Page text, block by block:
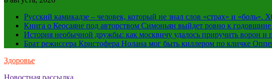
Русский камикадзе – человек, который не знал слов «страх» и
Книга о Кеосаяне под авторством Симоньян выйдет ровно к годовщине
История необычной дружбы: как москвичу удалось приручить ворон и
Брат режиссера Кристофера Нолана мог быть киллером по кличке
Здоровье
Новостная рассылка